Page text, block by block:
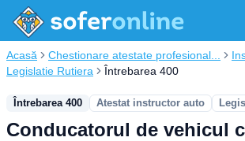
Acasă Chestionare atestate profesional...
Legislatie Rutiera
Întrebarea 400
Întrebarea 400 Atestat instructor auto
Conducatorul de vehicul